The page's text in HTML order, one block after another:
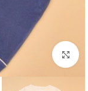
برای بزرگنمایی